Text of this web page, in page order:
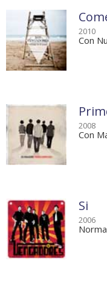
2010
Con
2008
Con
Si
2006